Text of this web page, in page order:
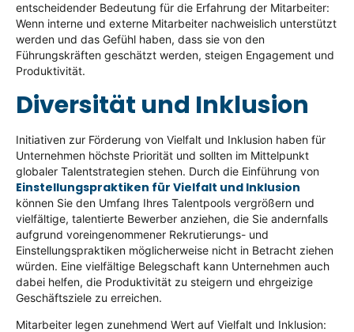
entscheidender Bedeutung für die Erfahrung der Mitarbeiter:
Wenn interne und externe Mitarbeiter nachweislich unterstützt
werden und das Gefühl haben, dass sie von den
Führungskräften geschätzt werden, steigen Engagement und
Produktivität.
Diversität und Inklusion
Initiativen zur Förderung von Vielfalt und Inklusion haben für
Unternehmen höchste Priorität und sollten im Mittelpunkt
globaler Talentstrategien stehen. Durch die Einführung von
Einstellungspraktiken für Vielfalt und Inklusion
können Sie den Umfang Ihres Talentpools vergrößern und
vielfältige, talentierte Bewerber anziehen, die Sie andernfalls
aufgrund voreingenommener Rekrutierungs- und
Einstellungspraktiken möglicherweise nicht in Betracht ziehen
würden. Eine vielfältige Belegschaft kann Unternehmen auch
dabei helfen, die Produktivität zu steigern und ehrgeizige
Geschäftsziele zu erreichen.
Mitarbeiter legen zunehmend Wert auf Vielfalt und Inklusion: